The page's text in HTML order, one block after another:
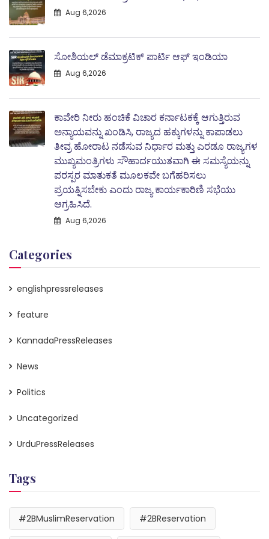
Aug 6,2026
ಸೋಶಿಯಲ್ ಡೆಮಾಕ್ರಟಿಕ್ ಪಾರ್ಟಿ ಆಫ್ ಇಂಡಿಯಾ
Aug 6,2026
ಕಾವೇರಿ ನೀರು ಹಂಚಿಕೆ ವಿಚಾರ ಕರ್ನಾಟಕಕ್ಕೆ ಆಗುತ್ತಿರುವ
ಅನ್ಯಾಯವನ್ನು ಖಂಡಿಸಿ, ರಾಜ್ಯದ ಹಕ್ಕುಗಳನ್ನು ಕಾಪಾಡಲು
ತೀವ್ರ ಹೋರಾಟ ನಡೆಸುವ ನಿರ್ಧಾರ ಮತ್ತು ಎರಡೂ ರಾಜ್ಯಗಳ
ಮುಖ್ಯಮಂತ್ರಿಗಳು ಸೌಹಾರ್ದಯುತವಾಗಿ ಈ ಸಮಸ್ಯೆಯನ್ನು
ಪರಸ್ಪರ ಮಾತುಕತೆ ಮೂಲಕವೇ ಬಗೆಹರಿಸಲು
ಪ್ರಯತ್ನಿಸಬೇಕು ಎಂದು ರಾಜ್ಯ ಕಾರ್ಯಕಾರಿಣಿ ಸಭೆಯು
ಆಗ್ರಹಿಸಿದೆ.
Aug 6,2026
Categories
englishpressreleases
feature
KannadaPressReleases
News
Politics
Uncategorized
UrduPressReleases
Tags
#2BMuslimReservation #2BReservation